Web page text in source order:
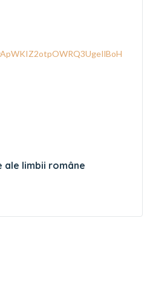
ale limbii române